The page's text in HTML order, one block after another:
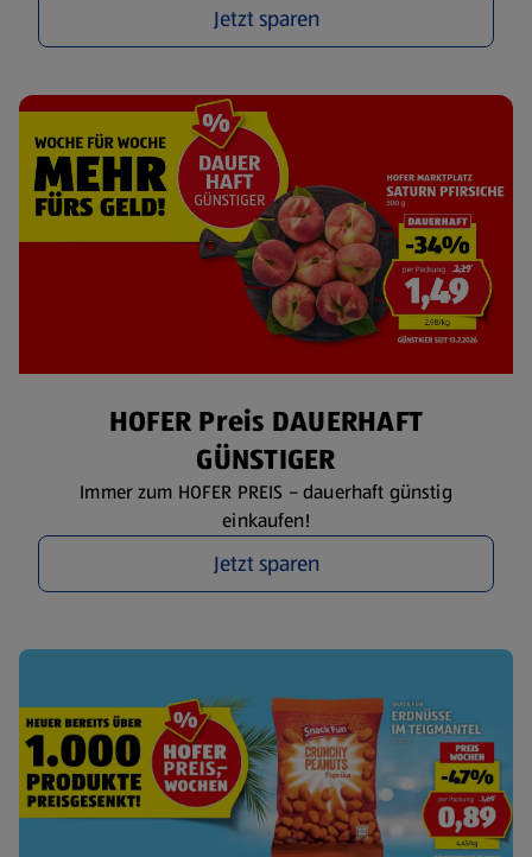
Jetzt sparen
HOFER Preis DAUERHAFT
GÜNSTIGER
Immer zum HOFER PREIS – dauerhaft günstig
einkaufen!
Jetzt sparen